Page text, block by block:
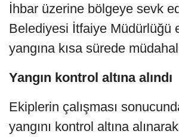
İhbar üzerine bölgeye sevk
Belediyesi İtfaiye Müdürlüğü
yangına kısa sürede
Yangın kontrol altına alındı
Ekiplerin çalışması
yangını kontrol altına